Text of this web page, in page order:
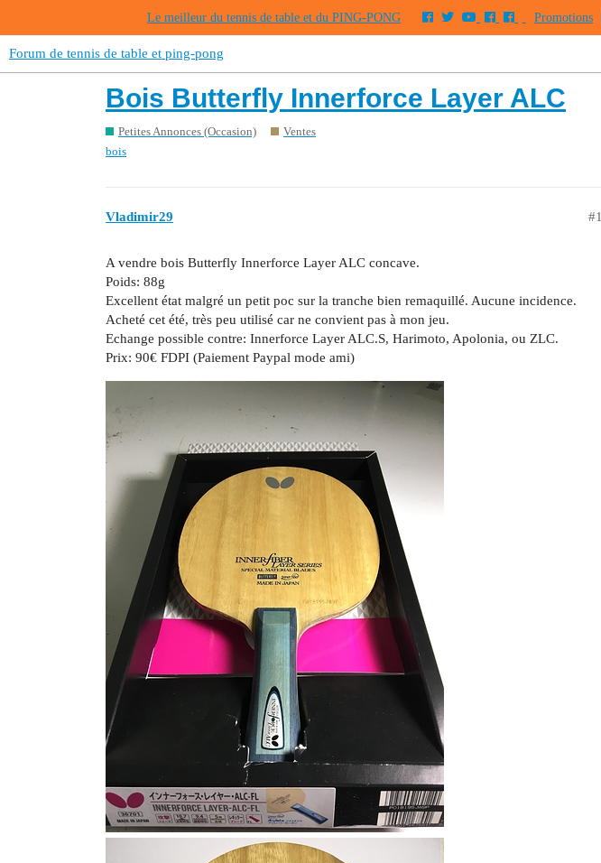
Le meilleur du tennis de table et du PING-PONG Promotions
Forum de tennis de table et ping-pong
Bois Butterfly Innerforce Layer ALC
Petites Annonces (Occasion)
Ventes
bois
Vladimir29 #1
A vendre bois Butterfly Innerforce Layer ALC concave.
Poids: 88g
Excellent état malgré un petit poc sur la tranche bien remaquillé. Aucune incidence.
Acheté cet été, très peu utilisé car ne convient pas à mon jeu.
Echange possible contre: Innerforce Layer ALC.S, Harimoto, Apolonia, ou ZLC.
Prix: 90€ FDPI (Paiement Paypal mode ami)